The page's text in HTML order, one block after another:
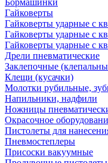
Бормашинки
Гайковерты
Гайковерты ударные с
Гайковерты ударные с
Гайковерты ударные с
Дрели пневматические
Заклепочные
Клещи (кусачки)
Молотки рубильные,
Напильники, надфили
Ножницы
Окрасочное
Пистолеты для
Пневмостеплеры
Присоски вакуумные